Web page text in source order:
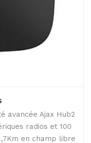
avancée Ajax Hub2
radios et 100
en champ libre